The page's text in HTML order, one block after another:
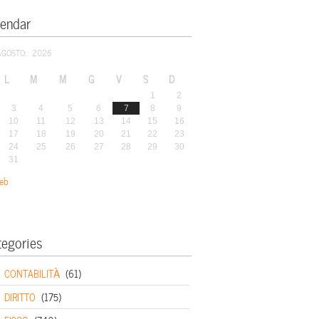
2026
L M M G V S D
1
2
3
4 5 6 7 8
9
10
11 12 13 14 15
16
17
18 19 20 21 22
23
24
25 26 27 28 29
30
31
CONTABILITÀ (61)
DIRITTO (175)